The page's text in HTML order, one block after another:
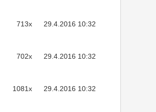
713x 29.4.2016 10:32
702x 29.4.2016 10:32
1081x 29.4.2016 10:32